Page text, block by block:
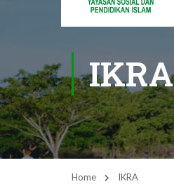
IKRA
Home IKRA